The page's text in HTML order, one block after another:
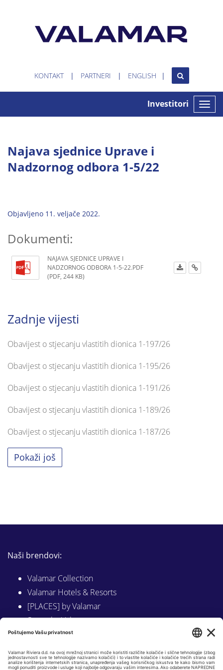
KONTAKT PARTNERI ENGLISH
Toggle
Investitori
Najava sjednice Uprave i
Nadzornog odbora 1-5/22
Objavljeno 11. veljače 2022.
Dokumenti:
NAJAVA SJEDNICE UPRAVE I
NADZORNOG ODBORA 1-5-22.PDF
(PDF, 244 KB)
Zadnje vijesti
Obavijest o stjecanju vlastitih dionica 1-197/26
Obavijest o stjecanju vlastitih dionica 1-195/26
Obavijest o stjecanju vlastitih dionica 1-191/26
Obavijest o stjecanju vlastitih dionica 1-189/26
Obavijest o stjecanju vlastitih dionica 1-187/26
Pokaži još
Naši brendovi:
Valamar Collection
Valamar Hotels & Resorts
[PLACES] by Valamar
Sunny by Valamar
Valamar Camping
Istraži na Valamar.com